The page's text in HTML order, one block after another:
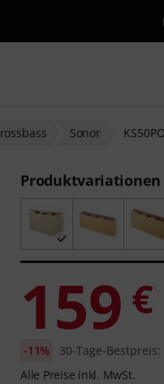
mit Suchwort
Sonor
Produktvariationen
159 €
-11%
30-Tage-Bestpreis:
Alle Preise inkl. MwSt.